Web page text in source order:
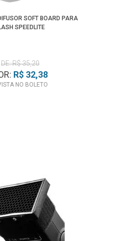
SOFT BOARD PARA
SPEEDLITE
DE: R$ 35,20
R$ 32,38
NO BOLETO